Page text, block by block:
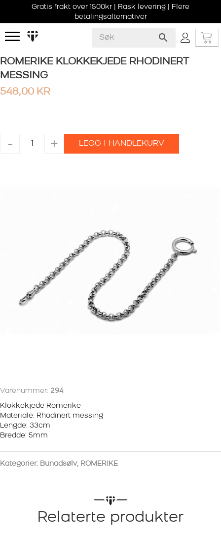
Gratis frakt over 1500kr | Rask levering | Flere
betalingsalternativer
ROMERIKE KLOKKEKJEDE RHODINERT
MESSING
548,00 KR
-
ROMERIKE
KLOKKEKJEDE
+ LEGG I HANDLEKURV
Varenummer: 294
Klokkekjede Romerike
Materiale: Rhodinert messing
Lengde: 33cm
Bredde: 5mm
Kategorier: Bunadsølv, ROMERIKE
Relaterte produkter